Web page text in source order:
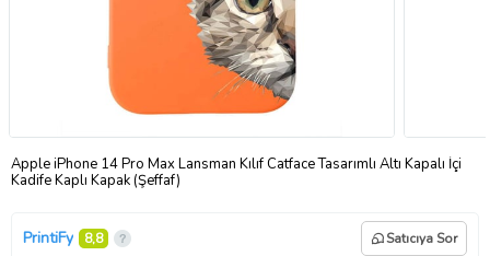
Apple iPhone 14 Pro Max Lansman Kılıf Catface Tasarımlı Altı Kapalı İçi
Kadife Kaplı Kapak (Şeffaf)
PrintiFy 8,8 Satıcıya Sor